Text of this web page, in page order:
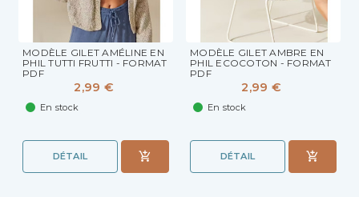
MODÈLE GILET AMÉLINE EN
PHIL TUTTI FRUTTI - FORMAT
PDF
2,99 €
En stock
DÉTAIL
MODÈLE GILET AMBRE EN
PHIL ECOCOTON - FORMAT
PDF
2,99 €
En stock
DÉTAIL